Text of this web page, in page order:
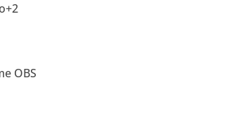
OBS